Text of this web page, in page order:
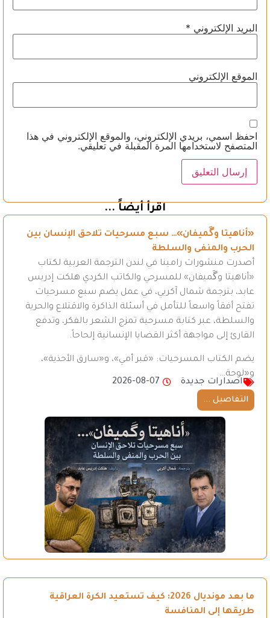
البريد الإلكتروني *
الموقع الإلكتروني
احفظ اسمي، بريدي الإلكتروني، والموقع الإلكتروني في هذا
المتصفح لاستخدامها المرة المقبلة في تعليقي.
اقرأ أيضاً ...
«أناهيتا وگَميفان»… سبع مسرحيات تلاحق الإنسان بين
الحرب والمنفى والسلطة
أصدرت منشورات رامينا في لندن الترجمة العربية لكتاب
«أناهيتا وگَميفان» للمسرحي والكاتب الكردي هلكت إدريس
عابد، بترجمة شمال آكريي، في عمل يضم سبع مسرحيات
تفتح أفقاً واسعاً للتأمل في أسئلة الذاكرة والاقتلاع والحرية
والسلطة، عبر كتابة مسرحية تمزج الشعر بالفكر، وتدفع
القارئ إلى مواجهة أكثر القضايا الإنسانية إلحاحاً.
يضم الكتاب المسرحيات: «قبر أمي»، و«سارق الأحذية»،
و«لوحة…
اصدارات جديدة
2026-08-07
التفاصيل ...
ما بعد مونديال 2026: كيف تستعيد الكرة العراقية
طريقها إلى المنافسة